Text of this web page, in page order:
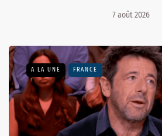
7 août 2026
A LA UNE FRANCE